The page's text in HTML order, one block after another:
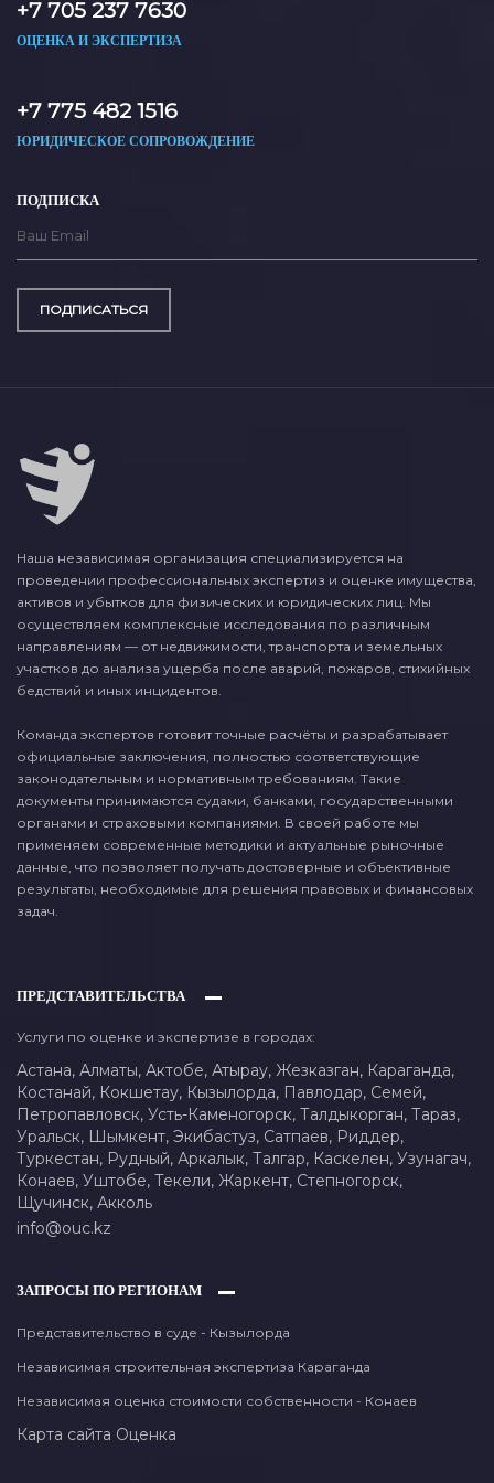
+7 705 237 7630
ОЦЕНКА И ЭКСПЕРТИЗА
+7 775 482 1516
ЮРИДИЧЕСКОЕ СОПРОВОЖДЕНИЕ
ПОДПИСКА
ПОДПИСАТЬСЯ
Наша независимая организация специализируется на
проведении профессиональных экспертиз и оценке имущества,
активов и убытков для физических и юридических лиц. Мы
осуществляем комплексные исследования по различным
направлениям — от недвижимости, транспорта и земельных
участков до анализа ущерба после аварий, пожаров, стихийных
бедствий и иных инцидентов.
Команда экспертов готовит точные расчёты и разрабатывает
официальные заключения, полностью соответствующие
законодательным и нормативным требованиям. Такие
документы принимаются судами, банками, государственными
органами и страховыми компаниями. В своей работе мы
применяем современные методики и актуальные рыночные
данные, что позволяет получать достоверные и объективные
результаты, необходимые для решения правовых и финансовых
задач.
ПРЕДСТАВИТЕЛЬСТВА
Услуги по оценке и экспертизе в городах:
Астана, Алматы, Актобе, Атырау, Жезказган, Караганда,
Костанай, Кокшетау, Кызылорда, Павлодар, Семей,
Петропавловск, Усть-Каменогорск, Талдыкорган, Тараз,
Уральск, Шымкент, Экибастуз, Сатпаев, Риддер,
Туркестан, Рудный, Аркалык, Талгар, Каскелен, Узунагач,
Конаев, Уштобе, Текели, Жаркент, Степногорск,
Щучинск, Акколь
info@ouc.kz
ЗАПРОСЫ ПО РЕГИОНАМ
Представительство в суде - Кызылорда
Независимая строительная экспертиза Караганда
Независимая оценка стоимости собственности - Конаев
Карта сайта Оценка